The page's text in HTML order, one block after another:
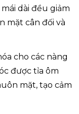
dài đều giảm
mặt cân đối và
cho các nàng
được tỉa ôm
mặt, tạo cảm